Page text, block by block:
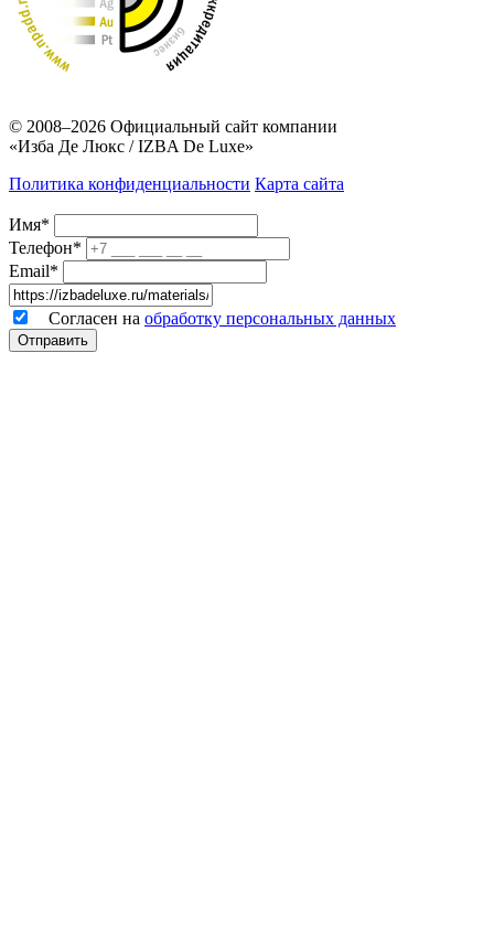
© 2008–2026 Официальный сайт компании
«Изба Де Люкс / IZBA De Luxe»
Политика конфиденциальности Карта сайта
Имя*
Телефон*
Email*
Согласен на обработку персональных данных
Отправить